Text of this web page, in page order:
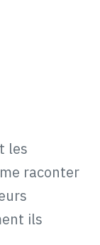
les
raconter
ils